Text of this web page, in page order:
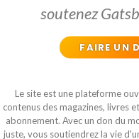
soutenez
FAIRE UN
Le site est une plateforme
contenus des magazines, livres
abonnement. Avec un don du
juste, vous soutiendrez la vie